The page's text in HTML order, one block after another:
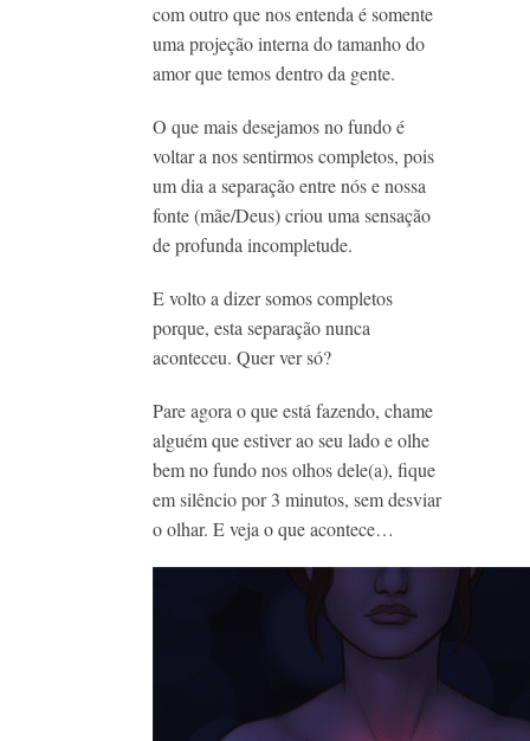
com outro que nos entenda é somente
uma projeção interna do tamanho do
amor que temos dentro da gente.
O que mais desejamos no fundo é
voltar a nos sentirmos completos, pois
um dia a separação entre nós e nossa
fonte (mãe/Deus) criou uma sensação
de profunda incompletude.
E volto a dizer somos completos
porque, esta separação nunca
aconteceu. Quer ver só?
Pare agora o que está fazendo, chame
alguém que estiver ao seu lado e olhe
bem no fundo nos olhos dele(a), fique
em silêncio por 3 minutos, sem desviar
o olhar. E veja o que acontece…